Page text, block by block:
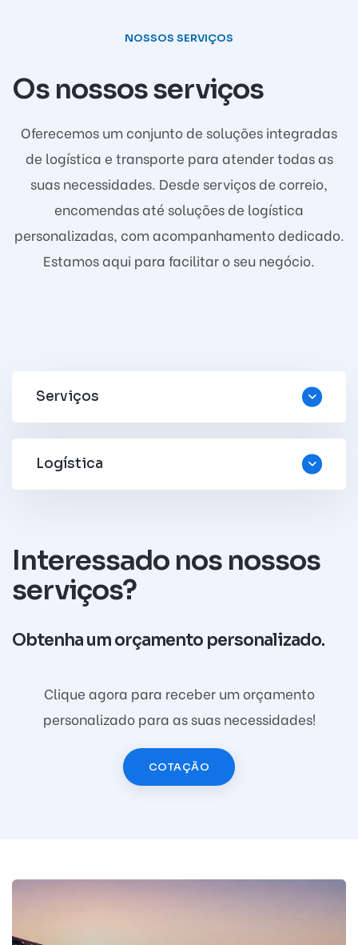
NOSSOS SERVIÇOS
Os nossos serviços
Oferecemos um conjunto de soluções integradas
de logística e transporte para atender todas as
suas necessidades. Desde serviços de correio,
encomendas até soluções de logística
personalizadas, com acompanhamento dedicado.
Estamos aqui para facilitar o seu negócio.
Serviços
Logística
Interessado nos nossos
serviços?
Obtenha um orçamento personalizado.
Clique agora para receber um orçamento
personalizado para as suas necessidades!
COTAÇÃO